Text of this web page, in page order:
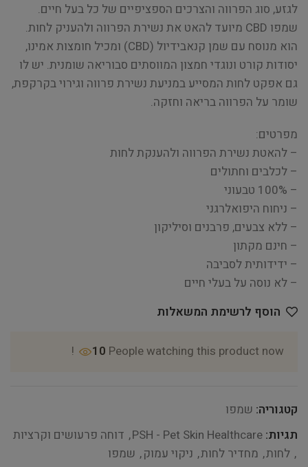
לגזע, סוג הפרווה והצרכים הספציפיים של כל בעל חיים.
שמפו CBD מיועד להאט את נשירת הפרווה ולהעניק לחות.
הוא מנוסח עם שמן קנאבידיול (CBD) ומכיל חומצות אמינו,
יסודות קורט ונוגדי חמצון המווסתים סבוריאה שומנית. יש לו
גם אפקט לחות המסייע במניעת נשירת פרווה וגירוי בקרקפת,
שומר על הפרווה בריאה וחזקה.
מפרטים:
– להאטת נשירת הפרווה ולהענקת לחות
– לכלבים וחתולים
– 100% טבעוני
– ניחוח היפואלרגני
– ללא צבעים, פרבנים וסיליקון
– חינם מקתון
– ידידותית לסביבה
– לא נוסה על בעלי חיים
הוסף לרשימת המשאלות
10 People watching this product now!
קטגוריה: שמפו
תגיות: PSH - Pet Skin Healthcare
, דוחה פרעושים וקרציות
, לחות, מחדיר לחות, ניקוי עמוק, שמפו